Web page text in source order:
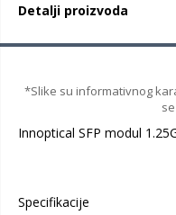
Detalji proizvoda
*Slike su informativnog
Innoptical SFP modul
Specifikacije